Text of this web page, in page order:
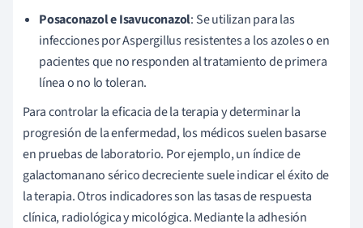
Posaconazol e Isavuconazol: Se utilizan para las
infecciones por Aspergillus resistentes a los azoles o en
pacientes que no responden al tratamiento de primera
línea o no lo toleran.
Para controlar la eficacia de la terapia y determinar la
progresión de la enfermedad, los médicos suelen basarse
en pruebas de laboratorio. Por ejemplo, un índice de
galactomanano sérico decreciente suele indicar el éxito de
la terapia. Otros indicadores son las tasas de respuesta
clínica, radiológica y micológica. Mediante la adhesión